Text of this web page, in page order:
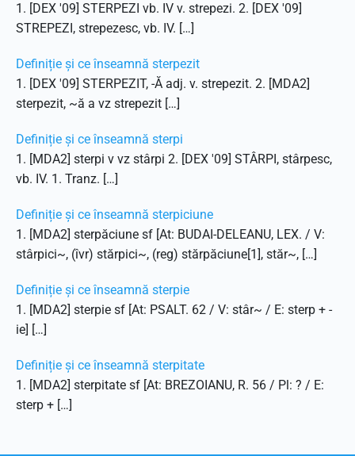
1. [DEX '09] STERPEZI vb. IV v. strepezi. 2. [DEX '09]
STREPEZI, strepezesc, vb. IV. […]
Definiție și ce înseamnă sterpezit
1. [DEX '09] STERPEZIT, -Ă adj. v. strepezit. 2. [MDA2]
sterpezit, ~ă a vz strepezit […]
Definiție și ce înseamnă sterpi
1. [MDA2] sterpi v vz stârpi 2. [DEX '09] STÂRPI, stârpesc,
vb. IV. 1. Tranz. […]
Definiție și ce înseamnă sterpiciune
1. [MDA2] sterpăciune sf [At: BUDAI-DELEANU, LEX. / V:
stârpici~, (îvr) stărpici~, (reg) stărpăciune[1], stăr~, […]
Definiție și ce înseamnă sterpie
1. [MDA2] sterpie sf [At: PSALT. 62 / V: stâr~ / E: sterp + -
ie] […]
Definiție și ce înseamnă sterpitate
1. [MDA2] sterpitate sf [At: BREZOIANU, R. 56 / Pl: ? / E:
sterp + […]